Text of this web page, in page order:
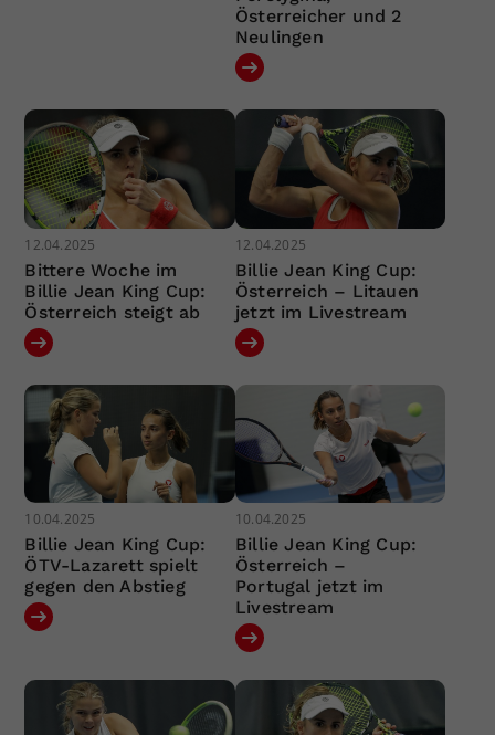
Österreicher und 2
Neulingen
12.04.2025
Bittere Woche im
Billie Jean King Cup:
Österreich steigt ab
12.04.2025
Billie Jean King Cup:
Österreich – Litauen
jetzt im Livestream
10.04.2025
Billie Jean King Cup:
ÖTV-Lazarett spielt
gegen den Abstieg
10.04.2025
Billie Jean King Cup:
Österreich –
Portugal jetzt im
Livestream